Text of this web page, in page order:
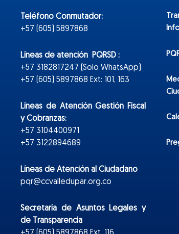
Teléfono Conmutador:
+57 (605) 5897868
Líneas de atención PQRSD :
+57 3182817247 (Solo WhatsApp)
+57 (605) 5897868 Ext: 101, 163
Líneas de Atención Gestión Fiscal
y Cobranzas:
+57 3104400971
+57 3122894689
Líneas de Atención al Ciudadano
pqr@ccvalledupar.org.co
Secretaría de Asuntos Legales y
de Transparencia